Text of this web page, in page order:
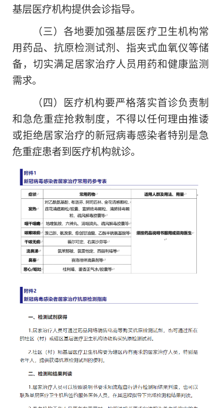
基层医疗机构提供会诊指导。
（三）各地要加强基层医疗卫生机构常
用药品、抗原检测试剂、指夹式血氧仪等储
备，切实满足居家治疗人员用药和健康监测
需求。
（四）医疗机构要严格落实首诊负责制
和急危重症抢救制度，不得以任何理由推诿
或拒绝居家治疗的新冠病毒感染者特别是急
危重症患者到医疗机构就诊。